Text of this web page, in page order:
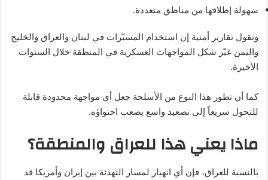
سهولة إطلاقها من مناطق متعددة.
وتقول تقارير أمنية إن استخدام المسيّرات في لبنان والعراق والخليج
واليمن غيّر شكل المواجهات العسكرية في المنطقة خلال السنوات
الأخيرة.
كما أن تطور هذا النوع من الأسلحة جعل أي مواجهة محدودة قابلة
للتحول سريعاً إلى تصعيد واسع يصعب احتواؤه.
ماذا يعني هذا للعراق والمنطقة؟
بالنسبة للعراق، فإن أي انهيار لمسار التهدئة بين إيران وأمريكا قد